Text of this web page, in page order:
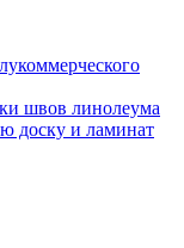
швов линолеума
доску и ламинат